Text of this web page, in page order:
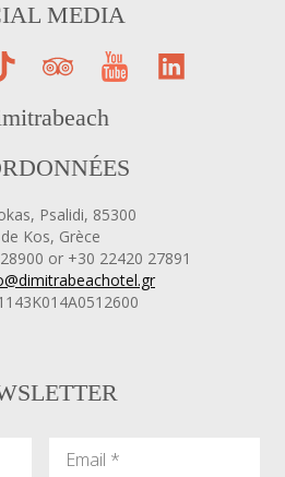
MEDIA
Psalidi, 85300
Kos, Grèce
or +30 22420 27891
Email